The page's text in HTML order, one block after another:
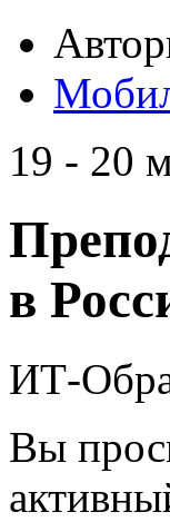
19 - 20
в
ИТ-
Вы